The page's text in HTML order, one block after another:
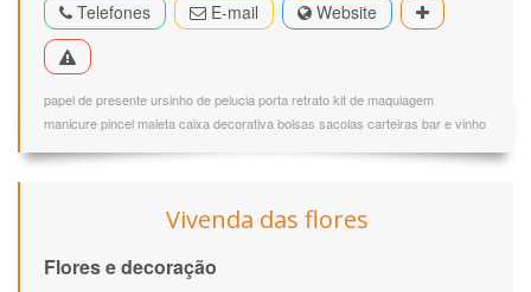
Telefones E-mail Website
papel de presente ursinho de pelucia porta retrato kit de maquiagem
manicure pincel maleta caixa decorativa bolsas sacolas carteiras bar e vinho
Vivenda das flores
Flores e decoração